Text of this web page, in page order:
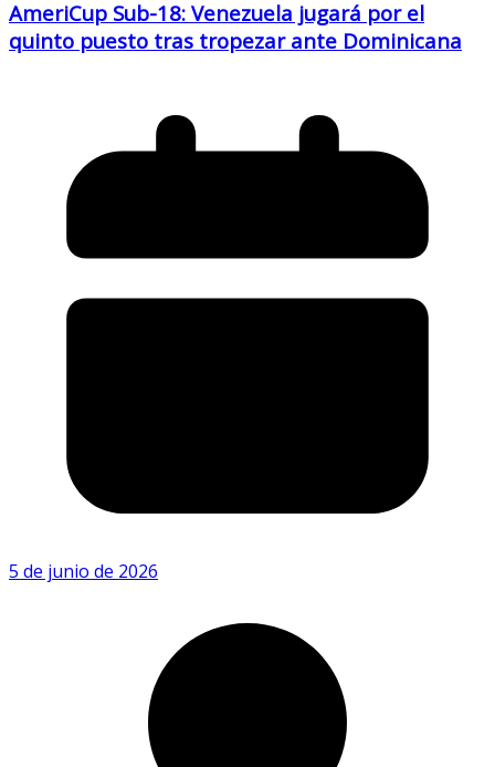
AmeriCup Sub-18: Venezuela jugará por el
quinto puesto tras tropezar ante Dominicana
5 de junio de 2026